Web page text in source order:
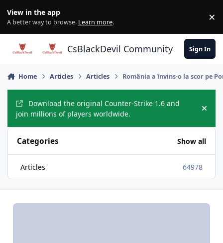
View in the app
A better way to browse. Learn more. ×
CsBlackDevil Community Sign In
Home Articles Articles România a învins-o la scor pe
Download the original Counter-Strike 1.6 and
join millions of players worldwide.
Hide
Categories Show all
Articles 64978